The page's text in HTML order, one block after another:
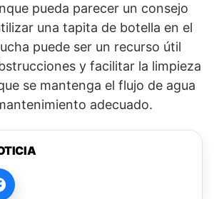
pueda parecer un consejo
una tapita de botella en el
puede ser un recurso útil
y facilitar la limpieza
se mantenga el flujo de agua
adecuado.